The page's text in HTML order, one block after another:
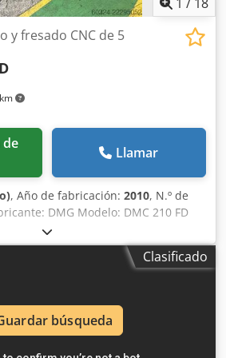
y fresado CNC de 5
Llamar
, Año de fabricación: 2010, N.º de
DMG Modelo: DMC 210 FD
Tipo de control: Control CNC
Plus Ubicación: Halberstadt País
en el eje X: 2100 mm
Recorrido en el eje Y: 2100 mm
1250 mm Longitud de la máquina:
la máquina: 5.000 mm Altura de la
máximo de la pieza de
Clasificado
búsqueda